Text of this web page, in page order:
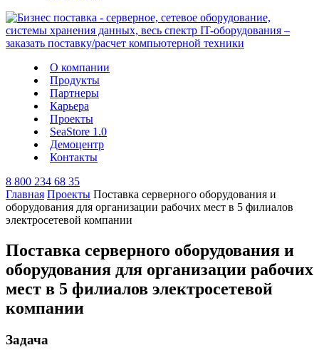
О компании
Продукты
Партнеры
Карьера
Проекты
SeaStore 1.0
Демоцентр
Контакты
8 800 234 68 35
Главная Проекты Поставка серверного оборудования и
оборудования для организации рабочих мест в 5 филиалов
электросетевой компании
Поставка серверного оборудования и
оборудования для организации рабочих
мест в 5 филиалов электросетевой
компании
Задача